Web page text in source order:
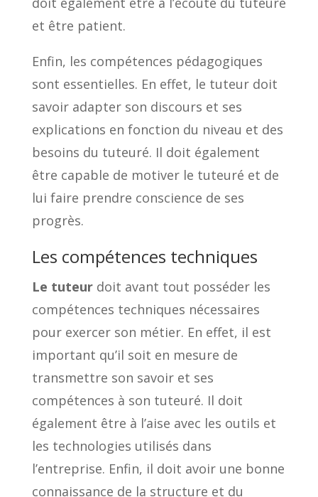
et être patient.
Enfin, les compétences pédagogiques
sont essentielles. En effet, le tuteur doit
savoir adapter son discours et ses
explications en fonction du niveau et des
besoins du tuteuré. Il doit également
être capable de motiver le tuteuré et de
lui faire prendre conscience de ses
progrès.
Les compétences techniques
Le tuteurdoit avant tout posséder les
compétences techniques nécessaires
pour exercer son métier. En effet, il est
important qu’il soit en mesure de
transmettre son savoir et ses
compétences à son tuteuré. Il doit
également être à l’aise avec les outils et
les technologies utilisés dans
l’entreprise. Enfin, il doit avoir une bonne
connaissance de la structure et du